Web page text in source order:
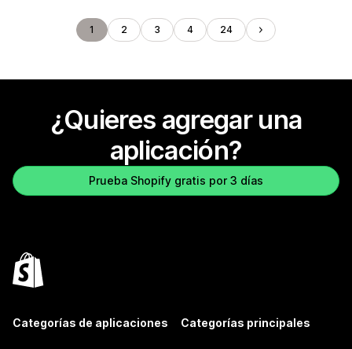
1 2 3 4 24
¿Quieres agregar una
aplicación?
Prueba Shopify gratis por 3 días
Categorías de aplicaciones Categorías principales